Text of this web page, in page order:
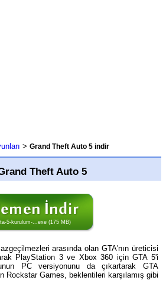
> Grand Theft Auto 5 indir
Theft Auto 5
5-kurulum-...exe (175 MB)
arasında olan GTA'nın üreticisi
PlayStation 3 ve Xbox 360 için GTA 5'i
PC versiyonunu da çıkartarak GTA
Rockstar Games, beklentileri karşılamış gibi